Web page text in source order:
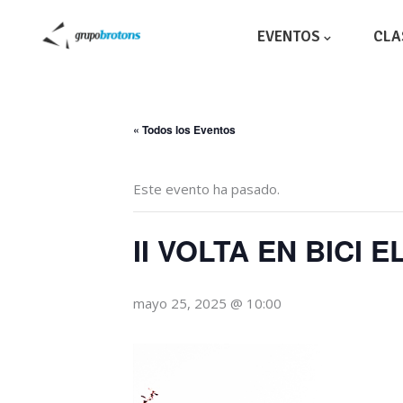
EVENTOS
« Todos los Eventos
Este evento ha pasado.
II VOLTA EN BICI
mayo 25, 2025 @ 10:00